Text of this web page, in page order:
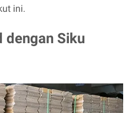
ini.
dengan Siku